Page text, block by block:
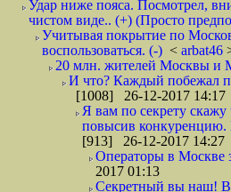
Удар ниже пояса. Посмотрел,
чистом виде.. (+) (Просто
Учитывая покрытие по
воспользоваться. (-) < arbat46
20 млн. жителей Москвы и
И что? Каждый побежал
[1008] 26-12-2017 14:17
Я вам по секрету
повысив конкуренцию.
[913] 26-12-2017 14:27
Операторы в Москве
2017 01:13
Секретный вы наш!